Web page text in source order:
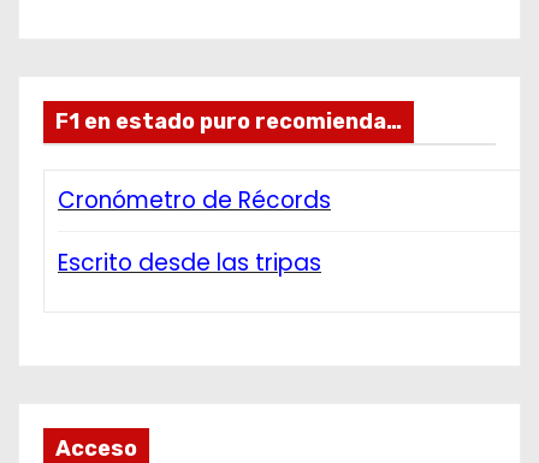
F1 en estado puro recomienda…
Cronómetro de Récords
Escrito desde las tripas
Acceso